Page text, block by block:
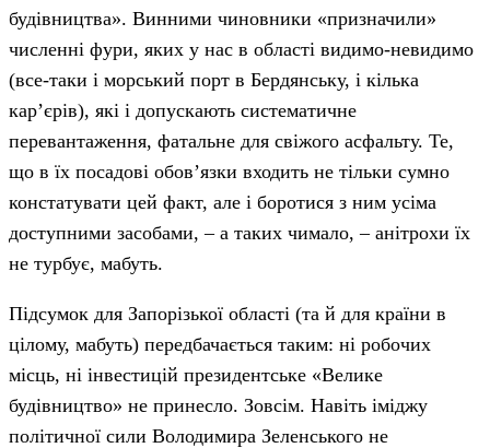
будівництва». Винними чиновники «призначили»
численні фури, яких у нас в області видимо-невидимо
(все-таки і морський порт в Бердянську, і кілька
кар’єрів), які і допускають систематичне
перевантаження, фатальне для свіжого асфальту. Те,
що в їх посадові обов’язки входить не тільки сумно
констатувати цей факт, але і боротися з ним усіма
доступними засобами, – а таких чимало, – анітрохи їх
не турбує, мабуть.
Підсумок для Запорізької області (та й для країни в
цілому, мабуть) передбачається таким: ні робочих
місць, ні інвестицій президентське «Велике
будівництво» не принесло. Зовсім. Навіть іміджу
політичної сили Володимира Зеленського не